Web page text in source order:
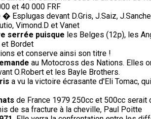
et 40 000 FRF
Esplugas devant D.Gris, J.Saiz,
Vimond.D et Vanet
serrée puisque les Belges (12p), les
Bordet
et conserve ainsi son titre !
au Motocross des Nations. Elles
O.Robert et les Bayle Brothers.
a vu la victoire écrasante d'Eli Tomac,
de France 1979 250cc et 500cc serait
de sa fracture à la cheville, Paul Poitte